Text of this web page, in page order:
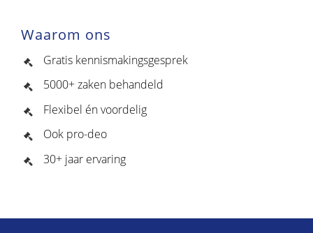
Waarom ons
Gratis kennismakingsgesprek
5000+ zaken behandeld
Flexibel én voordelig
Ook pro-deo
30+ jaar ervaring